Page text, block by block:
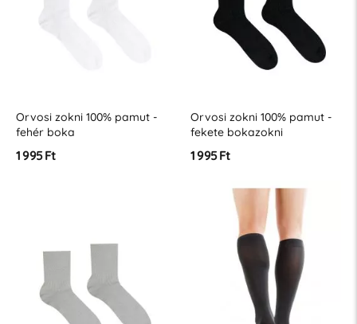
Orvosi zokni 100% pamut -
fehér boka
1 995 Ft
Orvosi zokni 100% pamut -
fekete bokazokni
1 995 Ft